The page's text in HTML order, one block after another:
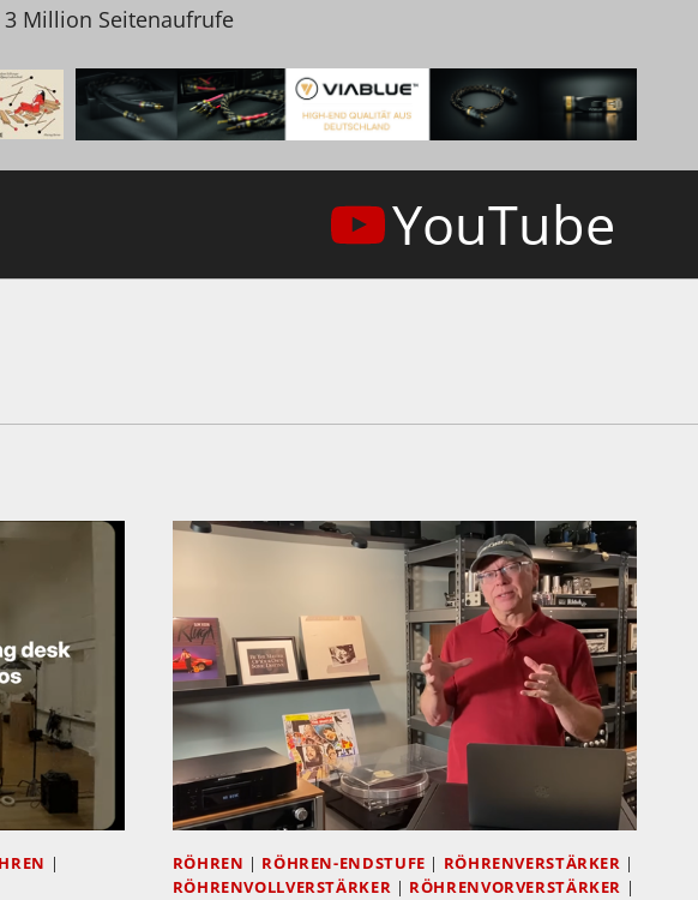
Million Seitenaufrufe
YouTube
|
RÖHREN | RÖHREN-ENDSTUFE | RÖHRENVERSTÄRKER |
RÖHRENVOLLVERSTÄRKER | RÖHRENVORVERSTÄRKER |